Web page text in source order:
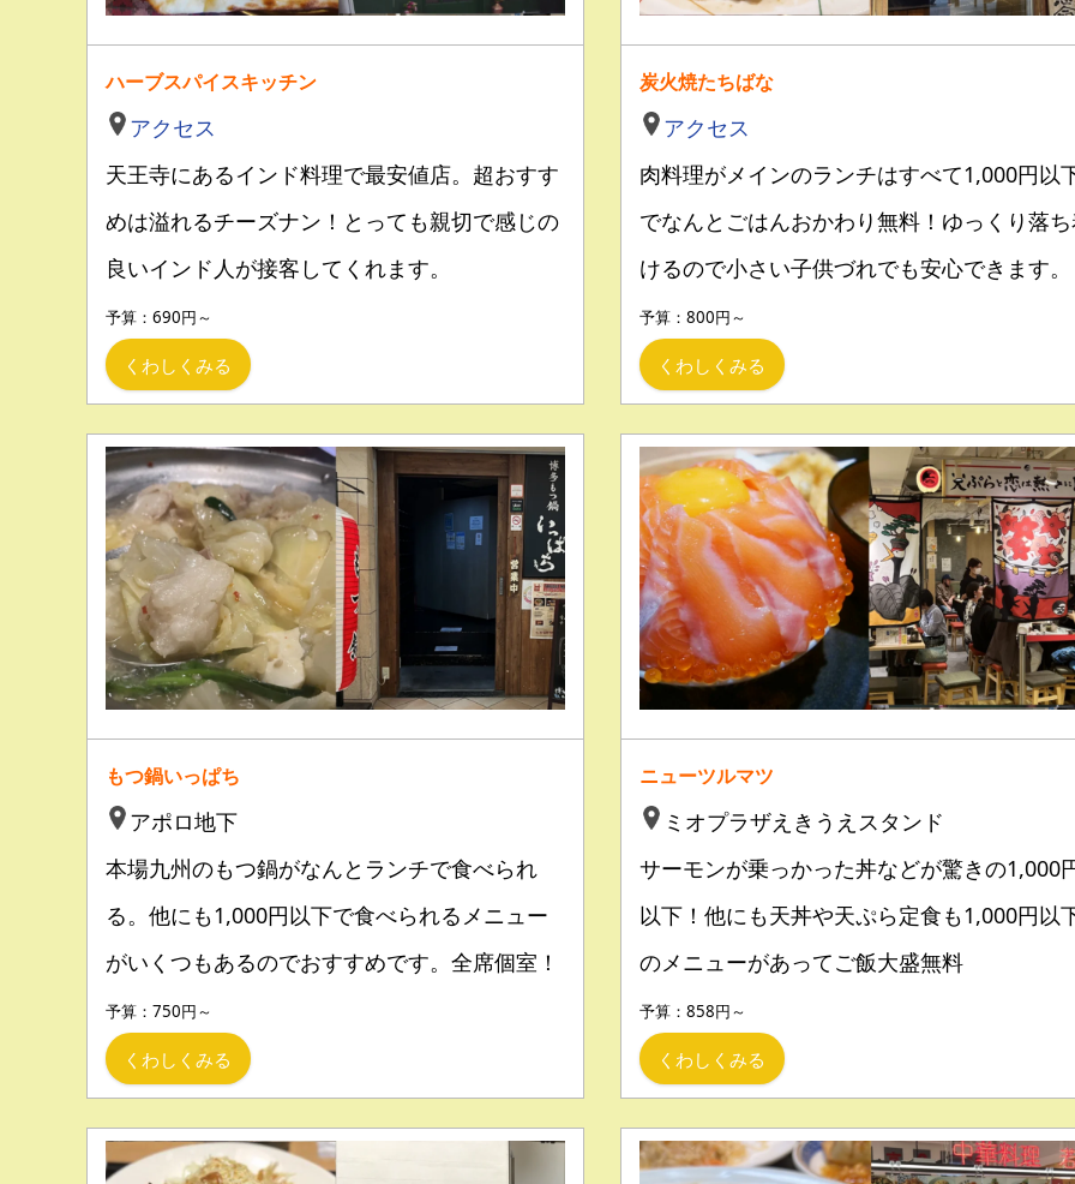
ハーブスパイスキッチン
アクセス
天王寺にあるインド料理で最安値店。超おすす
めは溢れるチーズナン！とっても親切で感じの
良いインド人が接客してくれます。
予算：690円～
くわしくみる
炭火焼たちばな
アクセス
肉料理がメインのランチはすべて1,000円以
でなんとごはんおかわり無料！ゆっくり落
けるので小さい子供づれでも安心できます。
予算：800円～
くわしくみる
もつ鍋いっぱち
アポロ地下
本場九州のもつ鍋がなんとランチで食べられ
る。他にも1,000円以下で食べられるメニュー
がいくつもあるのでおすすめです。全席個室！
予算：750円～
くわしくみる
ニューツルマツ
ミオプラザえきうえスタンド
サーモンが乗っかった丼などが驚きの1,000
以下！他にも天丼や天ぷら定食も1,000円以
のメニューがあってご飯大盛無料
予算：858円～
くわしくみる